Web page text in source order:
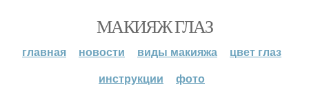
МАКИЯЖ ГЛАЗ
главная новости виды макияжа
цвет глаз
инструкции
фото